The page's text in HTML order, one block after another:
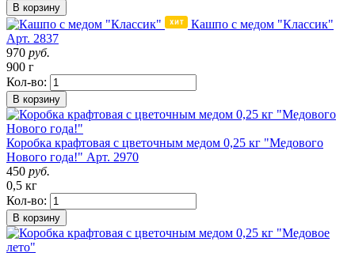
В корзину
Кашпо с медом "Классик"
Арт. 2837
970 руб.
900 г
Кол-во:
В корзину
Коробка крафтовая с цветочным медом 0,25 кг "Медового
Нового года!" Арт. 2970
450 руб.
0,5 кг
Кол-во:
В корзину